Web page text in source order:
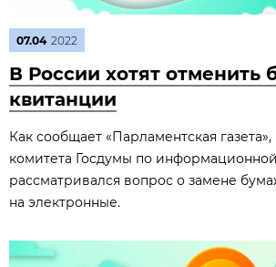
07.04 2022
В России хотят отменить
квитанции
Как сообщает «Парламентская
комитета Госдумы по
рассматривался вопрос о замене
на электронные.